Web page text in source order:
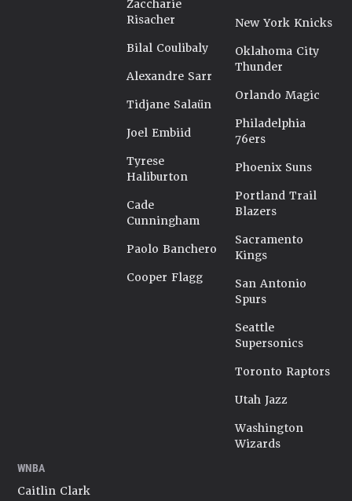
Zaccharie
Risacher
Bilal Coulibaly
Alexandre Sarr
Tidjane Salaün
Joel Embiid
Tyrese
Haliburton
Cade
Cunningham
Paolo Banchero
Cooper Flagg
New York Knicks
Oklahoma City
Thunder
Orlando Magic
Philadelphia
76ers
Phoenix Suns
Portland Trail
Blazers
Sacramento
Kings
San Antonio
Spurs
Seattle
Supersonics
Toronto Raptors
Utah Jazz
Washington
Wizards
WNBA
Caitlin Clark